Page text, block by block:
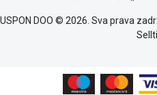
USPON DOO © 2026. Sva prava